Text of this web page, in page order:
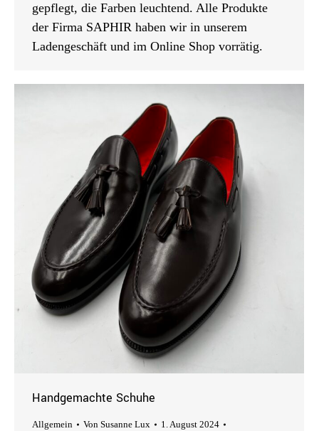
gepflegt, die Farben leuchtend. Alle Produkte
der Firma SAPHIR haben wir in unserem
Ladengeschäft und im Online Shop vorrätig.
Handgemachte Schuhe
Allgemein Von Susanne Lux
1. August 2024